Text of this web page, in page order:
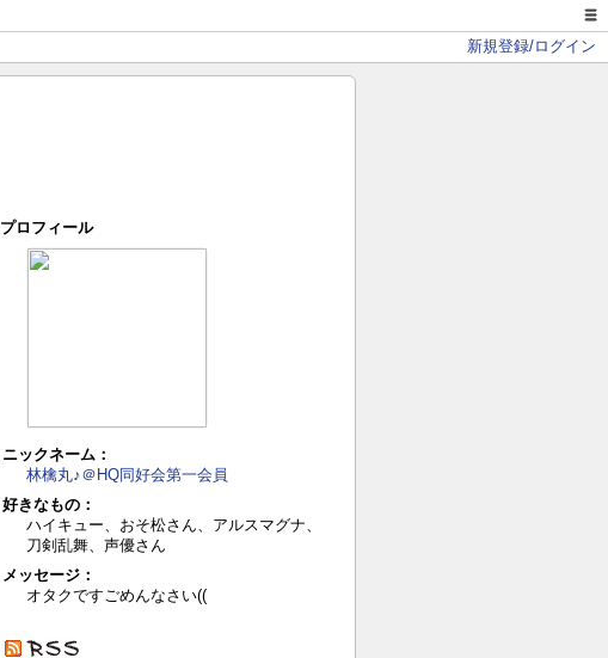
新規登録/ログイン
プロフィール
ニックネーム：
林檎丸♪＠HQ同好会第一会員
好きなもの：
ハイキュー、おそ松さん、アルスマグナ、
刀剣乱舞、声優さん
メッセージ：
オタクですごめんなさい((